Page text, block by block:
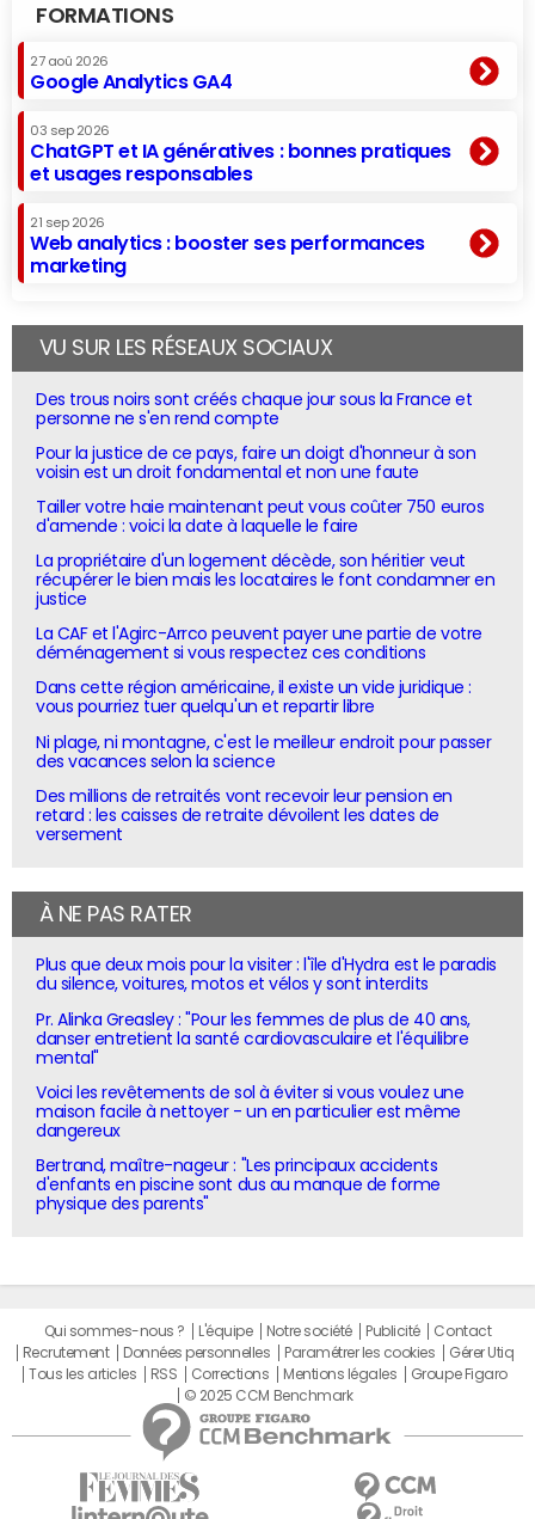
FORMATIONS
27 aoû 2026
Google Analytics GA4
03 sep 2026
ChatGPT et IA génératives : bonnes pratiques
et usages responsables
21 sep 2026
Web analytics : booster ses performances
marketing
VU SUR LES RÉSEAUX SOCIAUX
Des trous noirs sont créés chaque jour sous la France et
personne ne s'en rend compte
Pour la justice de ce pays, faire un doigt d'honneur à son
voisin est un droit fondamental et non une faute
Tailler votre haie maintenant peut vous coûter 750 euros
d'amende : voici la date à laquelle le faire
La propriétaire d'un logement décède, son héritier veut
récupérer le bien mais les locataires le font condamner en
justice
La CAF et l'Agirc-Arrco peuvent payer une partie de votre
déménagement si vous respectez ces conditions
Dans cette région américaine, il existe un vide juridique :
vous pourriez tuer quelqu'un et repartir libre
Ni plage, ni montagne, c'est le meilleur endroit pour passer
des vacances selon la science
Des millions de retraités vont recevoir leur pension en
retard : les caisses de retraite dévoilent les dates de
versement
À NE PAS RATER
Plus que deux mois pour la visiter : l'île d'Hydra est le paradis
du silence, voitures, motos et vélos y sont interdits
Pr. Alinka Greasley : "Pour les femmes de plus de 40 ans,
danser entretient la santé cardiovasculaire et l'équilibre
mental"
Voici les revêtements de sol à éviter si vous voulez une
maison facile à nettoyer - un en particulier est même
dangereux
Bertrand, maître-nageur : "Les principaux accidents
d'enfants en piscine sont dus au manque de forme
physique des parents"
Qui sommes-nous ? L'équipe Notre société Publicité
Contact
Recrutement
Données personnelles Paramétrer les cookies
Gérer Utiq
Tous les articles
RSS Corrections Mentions légales
Groupe Figaro
© 2025 CCM Benchmark